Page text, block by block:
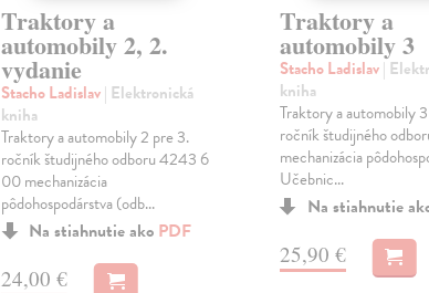
Traktory a
automobily 2, 2.
vydanie
Stacho Ladislav| Elektronická
kniha
Traktory a automobily 2 pre 3.
ročník študijného odboru 4243 6
00 mechanizácia
pôdohospodárstva (odb...
Na stiahnutie ako PDF
24,00 €
Traktory a
automobily 3
Stacho Ladislav|
kniha
Traktory a automobily
ročník študijného
mechanizácia
Učebnic...
Na stiahnutie
25,90 €